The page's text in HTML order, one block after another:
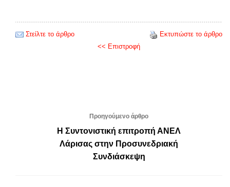
Στείλτε το άρθρο
Εκτυπώστε το άρθρο
<< Επιστροφή
Προηγούμενο άρθρο
Η Συντονιστική επιτροπή ΑΝΕΛ
Λάρισας στην Προσυνεδριακή
Συνδιάσκεψη